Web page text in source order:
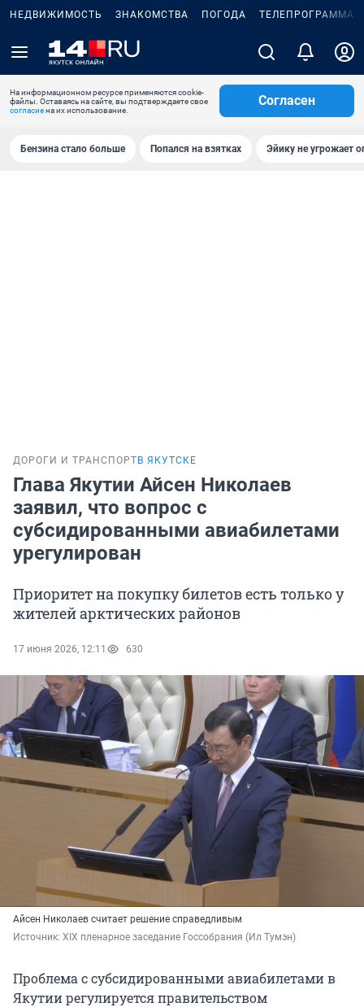
НЕДВИЖИМОСТЬ ЗНАКОМСТВА ПОГОДА ТЕЛЕПРОГРАММА
На информационном ресурсе применяются cookie-
файлы. Оставаясь на сайте, вы подтверждаете свое
согласиена их использование.
Согласен
Бензина стало больше Попался на взятках Эйику не угрожает
ДОРОГИ И ТРАНСПОРТ В ЯКУТСКЕ
Глава Якутии Айсен Николаев
заявил, что вопрос с
субсидированными авиабилетами
урегулирован
Приоритет на покупку билетов есть только у
жителей арктических районов
17 июня 2026, 12:11 630
Айсен Николаев считает решение справедливым
Источник: XIX пленарное заседание Госсобрания (Ил Тумэн)
Проблема с субсидированными авиабилетами в
Якутии регулируется правительством